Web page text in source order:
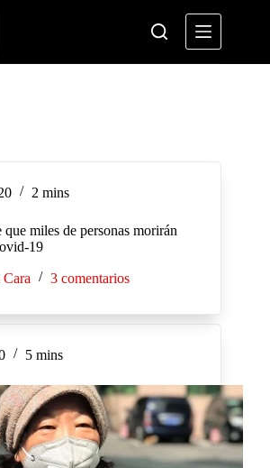
2 mins
miles de personas morirán
19
3 comentarios
5 mins